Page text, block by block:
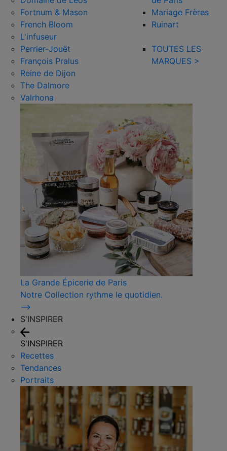
Fortnum & Mason
French Bloom
L'infuseur
Perrier-Jouët
François Pralus
Reine de Dijon
The Dalmore
Valrhona
Mariage Frères
Ruinart
TOUTES LES
MARQUES >
La Grande Épicerie de Paris
Notre Collection rythme le quotidien.
⟶
S'INSPIRER
S'INSPIRER
Recettes
Tendances
Portraits